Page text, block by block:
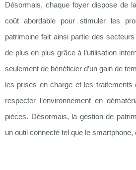
Désormais, chaque foyer dispose de
coût abordable pour stimuler les
patrimoine fait ainsi partie des
de plus en plus grâce à l’utilisation
seulement de bénéficier d’un gain de
les prises en charge et les
respecter l’environnement en
pièces. Désormais, la gestion de
un outil connecté tel que le smartphone,